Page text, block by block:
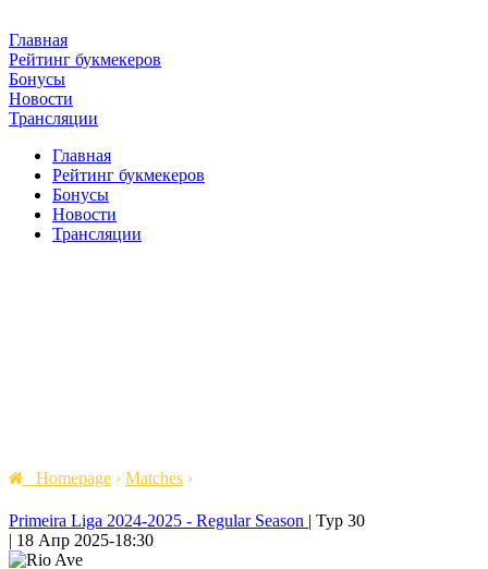
Главная
Рейтинг букмекеров
Бонусы
Новости
Трансляции
Главная
Рейтинг букмекеров
Бонусы
Новости
Трансляции
Homepage › Matches ›
Primeira Liga 2024-2025 - Regular Season | Тур 30
| 18 Апр 2025-18:30